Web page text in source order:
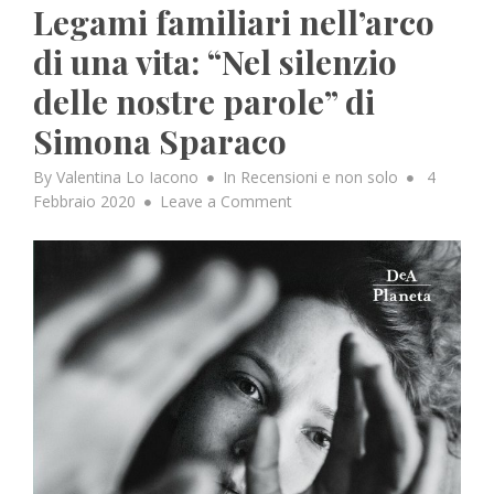
Legami familiari nell’arco
di una vita: “Nel silenzio
delle nostre parole” di
Simona Sparaco
By Valentina Lo Iacono In Recensioni e non solo
Posted
4
Febbraio 2020
Leave a Comment
di
una
“Nel
silenzio
delle
nostre
parole”